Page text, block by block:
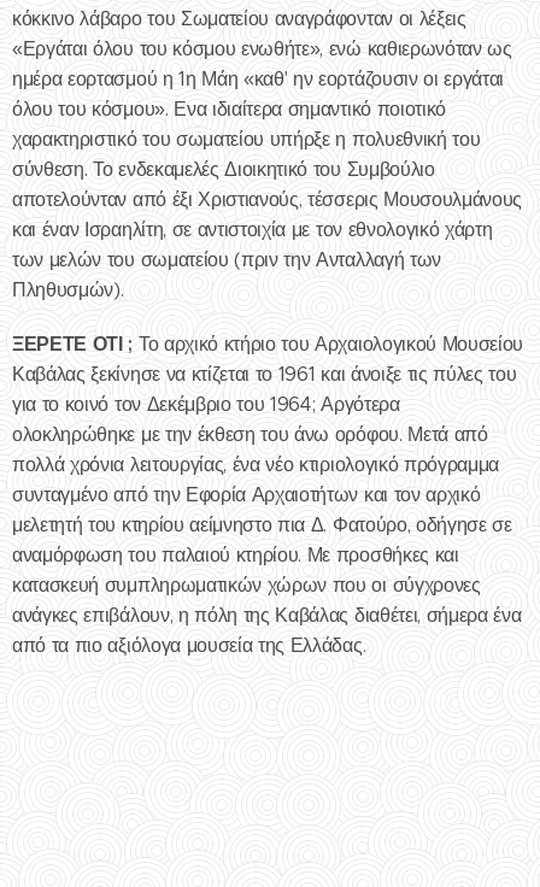
κόκκινο λάβαρο του Σωματείου αναγράφονταν οι λέξεις
«Εργάται όλου του κόσμου ενωθήτε», ενώ καθιερωνόταν ως
ημέρα εορτασμού η 1η Μάη «καθ' ην εορτάζουσιν οι εργάται
όλου του κόσμου». Ενα ιδιαίτερα σημαντικό ποιοτικό
χαρακτηριστικό του σωματείου υπήρξε η πολυεθνική του
σύνθεση. Το ενδεκαμελές Διοικητικό του Συμβούλιο
αποτελούνταν από έξι Χριστιανούς, τέσσερις Μουσουλμάνους
και έναν Ισραηλίτη, σε αντιστοιχία με τον εθνολογικό χάρτη
των μελών του σωματείου (πριν την Ανταλλαγή των
Πληθυσμών).
ΞΕΡΕΤΕ ΟΤΙ ; Το αρχικό κτήριο του Αρχαιολογικού Μουσείου
Καβάλας ξεκίνησε να κτίζεται το 1961 και άνοιξε τις πύλες του
για το κοινό τον Δεκέμβριο του 1964; Αργότερα
ολοκληρώθηκε με την έκθεση του άνω ορόφου. Μετά από
πολλά χρόνια λειτουργίας, ένα νέο κτιριολογικό πρόγραμμα
συνταγμένο από την Εφορία Αρχαιοτήτων και τον αρχικό
μελετητή του κτηρίου αείμνηστο πια Δ. Φατούρο, οδήγησε σε
αναμόρφωση του παλαιού κτηρίου. Με προσθήκες και
κατασκευή συμπληρωματικών χώρων που οι σύγχρονες
ανάγκες επιβάλουν, η πόλη της Καβάλας διαθέτει, σήμερα ένα
από τα πιο αξιόλογα μουσεία της Ελλάδας.